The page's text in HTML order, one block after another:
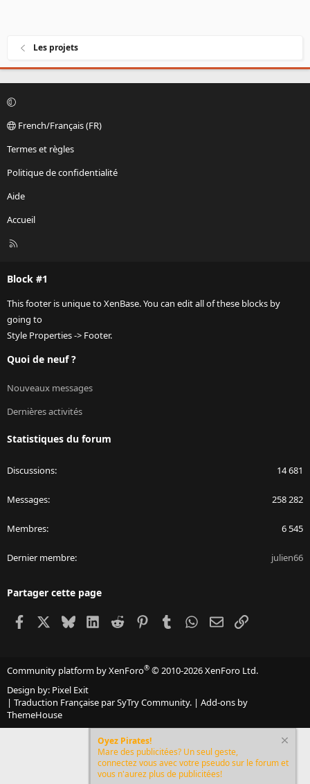
Les projets
French/Français (FR)
Termes et règles
Politique de confidentialité
Aide
Accueil
R
Block #1
This footer is unique to XenBase. You can edit all of these blocks by
going to
Style Properties -> Footer.
Quoi de neuf ?
Nouveaux messages
Dernières activités
Statistiques du forum
Discussions 14 681
Messages 258 282
Membres 6 545
Dernier membre julien66
Partager cette page
Facebook BlueskyLinkedIn
Reddit PinterestTumblr WhatsApp
EmailLien
Community platform by XenForo® © 2010-2026 XenForo Ltd.
Design by: Pixel Exit
| Traduction Française par SyTry Community. | Add-ons by
ThemeHouse
Oyez Pirates!
Mare des publicitées? Un seul geste,
connectez vous avec votre pseudo sur le forum et
vous n'aurez plus de publicitées!